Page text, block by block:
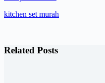
kitchen set murah
Related Posts